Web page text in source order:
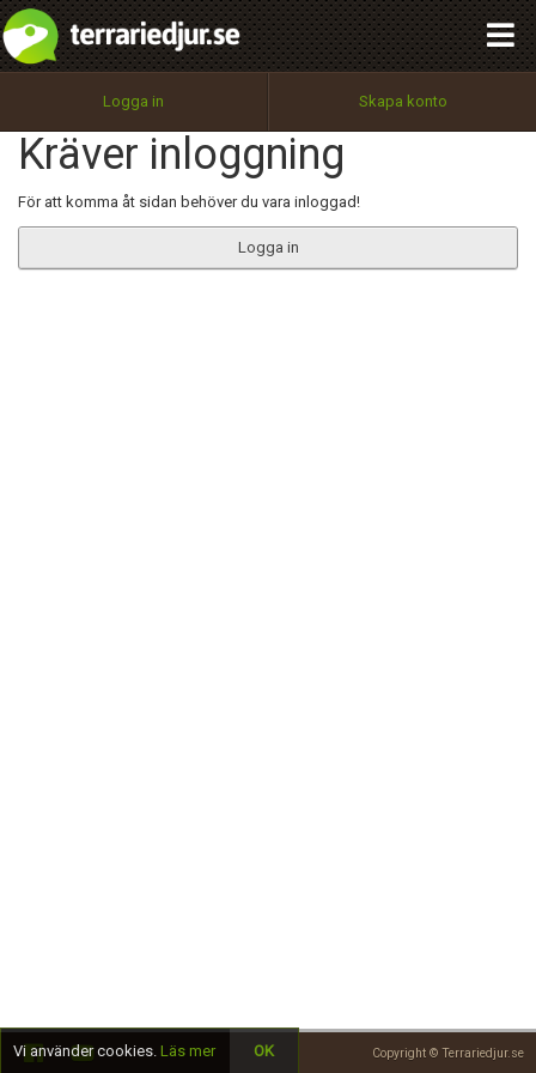
Logga in Skapa konto
Kräver inloggning
För att komma åt sidan behöver du vara inloggad!
Logga in
Copyright © Terrariedjur.se
Utför
100%
OK
integritetspolicy
Namn:
Epost:
Begär nytt lösenord
Tillbaka till förstasidan
Vi använder cookies. Läs mer OK